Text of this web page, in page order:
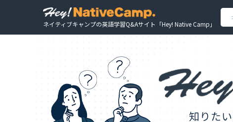
ネイティブキャンプの英語学習Q&Aサイト「Hey! Native Camp」